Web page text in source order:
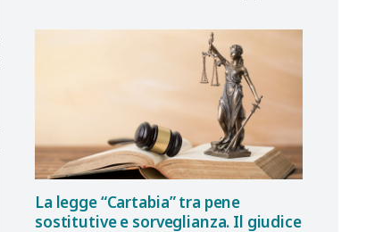
La legge “Cartabia” tra pene
sostitutive e sorveglianza. Il giudice